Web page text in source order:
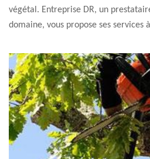
végétal. Entreprise DR, un
domaine, vous propose ses services